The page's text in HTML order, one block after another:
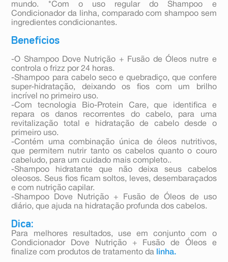
mundo. *Com o uso regular do Shampoo e
Condicionador da linha, comparado com shampoo sem
ingredientes condicionantes.
Benefícios
-O Shampoo Dove Nutrição + Fusão de Óleos nutre e
controla o frizz por 24 horas.
-Shampoo para cabelo seco e quebradiço, que confere
super-hidratação, deixando os fios com um brilho
incrível no primeiro uso.
-Com tecnologia Bio-Protein Care, que identifica e
repara os danos recorrentes do cabelo, para uma
revitalização total e hidratação de cabelo desde o
primeiro uso.
-Contém uma combinação única de óleos nutritivos,
que permitem nutrir tanto os cabelos quanto o couro
cabeludo, para um cuidado mais completo..
-Shampoo hidratante que não deixa seus cabelos
oleosos. Seus fios ficam soltos, leves, desembaraçados
e com nutrição capilar.
-Shampoo Dove Nutrição + Fusão de Óleos de uso
diário, que ajuda na hidratação profunda dos cabelos.
Dica:
Para melhores resultados, use em conjunto com o
Condicionador Dove Nutrição + Fusão de Óleos e
finalize com produtos de tratamento da linha.